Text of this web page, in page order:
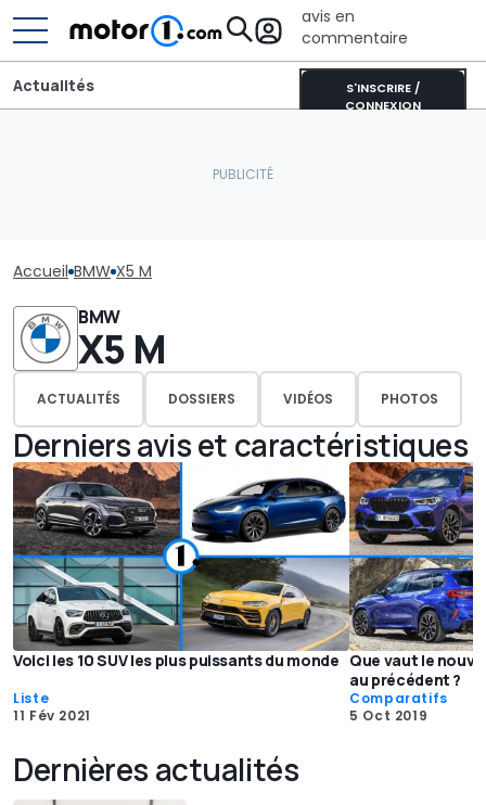
avis en
commentaire
S'INSCRIRE /
CONNEXION
Actualités
Accueil BMW X5 M
BMW
X5 M
ACTUALITÉS DOSSIERS VIDÉOS PHOTOS
Derniers avis et caractéristiques
Voici les 10 SUV les plus puissants du monde
Liste
11 Fév 2021
Que vaut le
au précédent ?
Comparatifs
5 Oct 2019
Dernières actualités